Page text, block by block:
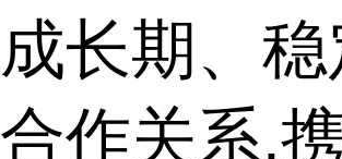
成长期、
合作关系,